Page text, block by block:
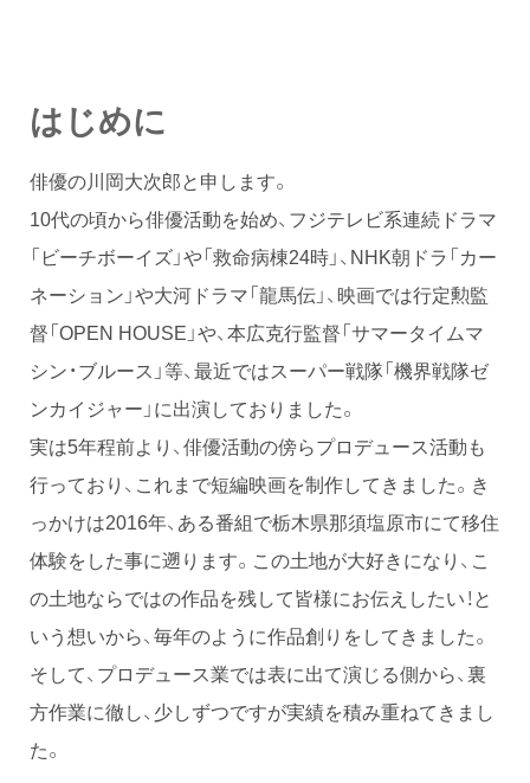
はじめに
俳優の川岡大次郎と申します。
10代の頃から俳優活動を始め、フジテレビ系連続ドラマ
「ビーチボーイズ」や「救命病棟24時」、NHK朝ドラ「カー
ネーション」や大河ドラマ「龍馬伝」、映画では行定勲監
督「OPEN HOUSE」や、本広克行監督「サマータイムマ
シン・ブルース」等、最近ではスーパー戦隊「機界戦隊ゼ
ンカイジャー」に出演しておりました。
実は5年程前より、俳優活動の傍らプロデュース活動も
行っており、これまで短編映画を制作してきました。き
っかけは2016年、ある番組で栃木県那須塩原市にて移住
体験をした事に遡ります。この土地が大好きになり、こ
の土地ならではの作品を残して皆様にお伝えしたい！と
いう想いから、毎年のように作品創りをしてきました。
そして、プロデュース業では表に出て演じる側から、裏
方作業に徹し、少しずつですが実績を積み重ねてきまし
た。